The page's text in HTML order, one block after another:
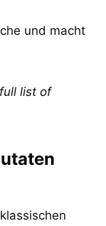
und macht
list of